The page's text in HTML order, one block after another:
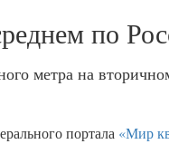
по
метра на
портала «Мир